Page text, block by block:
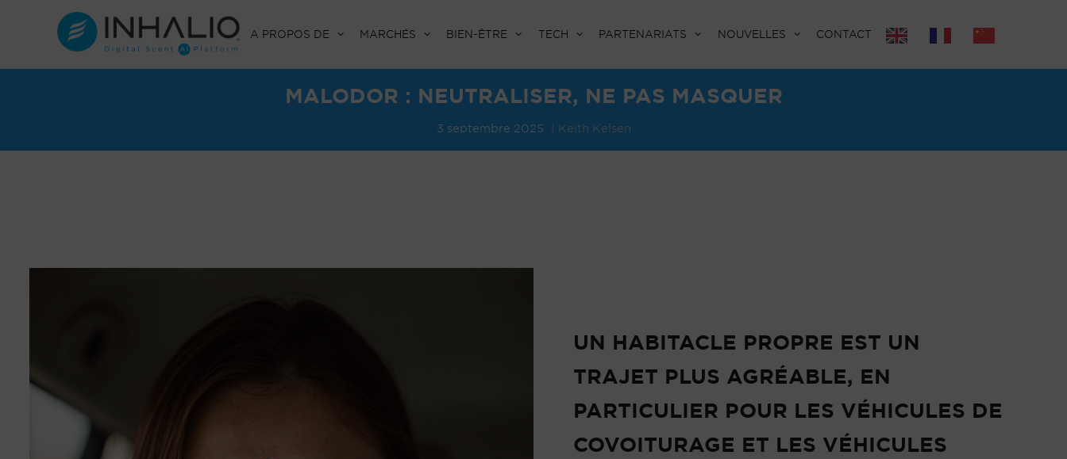
A PROPOS DE MARCHÉS BIEN-ÊTRE TECH PARTENARIATS NOUVELLES CONTACT
MALODOR : NEUTRALISER, NE PAS MASQUER
3 septembre 2025 Keith Kelsen
UN HABITACLE PROPRE EST UN
TRAJET PLUS AGRÉABLE, EN
PARTICULIER POUR LES VÉHICULES DE
COVOITURAGE ET LES VÉHICULES